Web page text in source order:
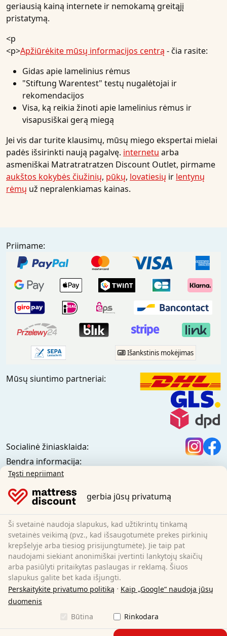
geriausią kainą internete ir nemokamą greitąjį
pristatymą.
<p
<p>Apžiūrėkite mūsų informacijos centrą - čia rasite:
Gidas apie lamelinius rėmus
"Stiftung Warentest" testų nugalėtojai ir
rekomendacijos
Visa, ką reikia žinoti apie lamelinius rėmus ir
visapusiškai gerą miegą
Jei vis dar turite klausimų, mūsų miego ekspertai mielai
padės išsirinkti naują pagalvę. internetu arba
asmeniškai Matratratratzen Discount Outlet, pirmame
aukštos kokybės čiužinių, pūkų, lovatiesių ir lentynų
rėmų už nepralenkiamas kainas.
Priimame:
Išankstinis mokėjimas
Mūsų siuntimo partneriai:
Socialinė žiniasklaida:
Bendra informacija:
Informacijos centras
Pristatymo sąlygos
Bendrosios sąlygos (privatiems klientams)
Duomenų apsauga
Slapukai
Atšaukimo politika
Atspaudas
Atšaukti sutartį
Sleezzz GmbH
Tęsti nepriimant
gerbia jūsų privatumą
Ši svetainė naudoja slapukus, kad užtikrintų tinkamą
svetainės veikimą (pvz., kad išsaugotumėte prekes pirkinių
krepšelyje arba tiesiog prisijungtumėte). Jie taip pat
naudojami siekiant anonimiškai įvertinti lankytojų skaičių
arba pasiūlyti pritaikytas paslaugas ir reklamą. Šiuos
slapukus galite bet kada išjungti.
Perskaitykite privatumo politiką · Kaip „Google“ naudoja jūsų
duomenis
Būtina
Rinkodara